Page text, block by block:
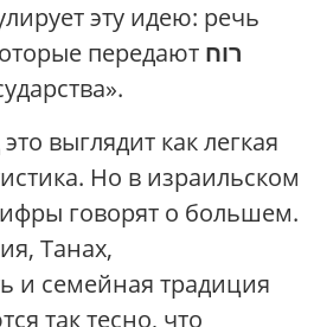
эту идею: речь
передают רוח
выглядит как легкая
Но в израильском
говорят о большем.
Танах,
и семейная традиция
так тесно, что